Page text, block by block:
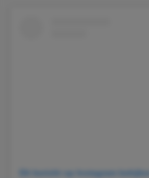
Dit bericht op Instagram bekijken